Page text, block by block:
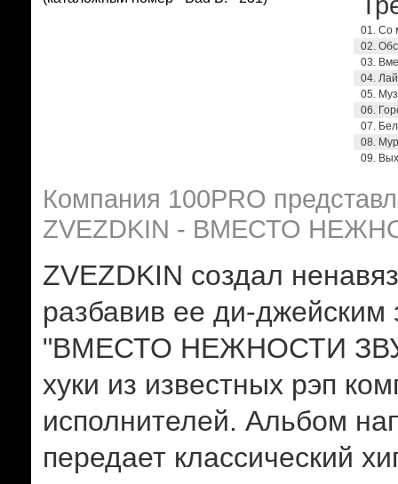
01. Со
02.
03.
04.
05.
06.
07.
08.
09.
Компания 100PRO
ZVEZDKIN - ВМЕСТО
ZVEZDKIN создал
разбавив ее ди-
"ВМЕСТО НЕЖНОСТИ
хуки из известных рэп
исполнителей. Альбом
передает классический